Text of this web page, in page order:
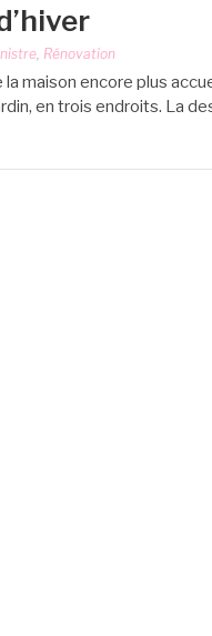
, Rénovation
maison encore plus
en trois endroits. La